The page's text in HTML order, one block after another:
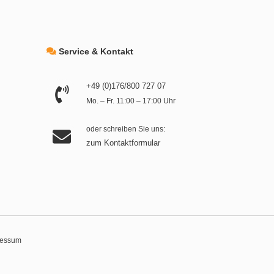
Service & Kontakt
+49 (0)176/800 727 07
Mo. – Fr. 11:00 – 17:00 Uhr
oder schreiben Sie uns:
zum Kontaktformular